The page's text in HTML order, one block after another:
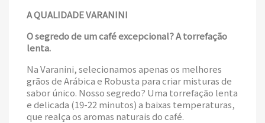
A QUALIDADE VARANINI
O segredo de um café excepcional? A torrefação
lenta.
Na Varanini, selecionamos apenas os melhores
grãos de Arábica e Robusta para criar misturas de
sabor único. Nosso segredo? Uma torrefação lenta
e delicada (19-22 minutos) a baixas temperaturas,
que realça os aromas naturais do café.